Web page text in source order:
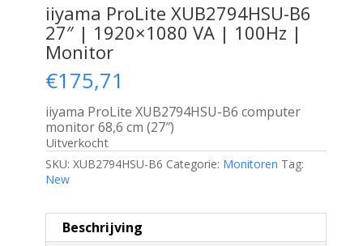
iiyama ProLite XUB2794HSU-B6
27″ | 1920×1080 VA | 100Hz |
Monitor
€175,71
iiyama ProLite XUB2794HSU-B6 computer
monitor 68,6 cm (27″)
Uitverkocht
SKU: XUB2794HSU-B6 Categorie: Monitoren Tag:
New
Beschrijving